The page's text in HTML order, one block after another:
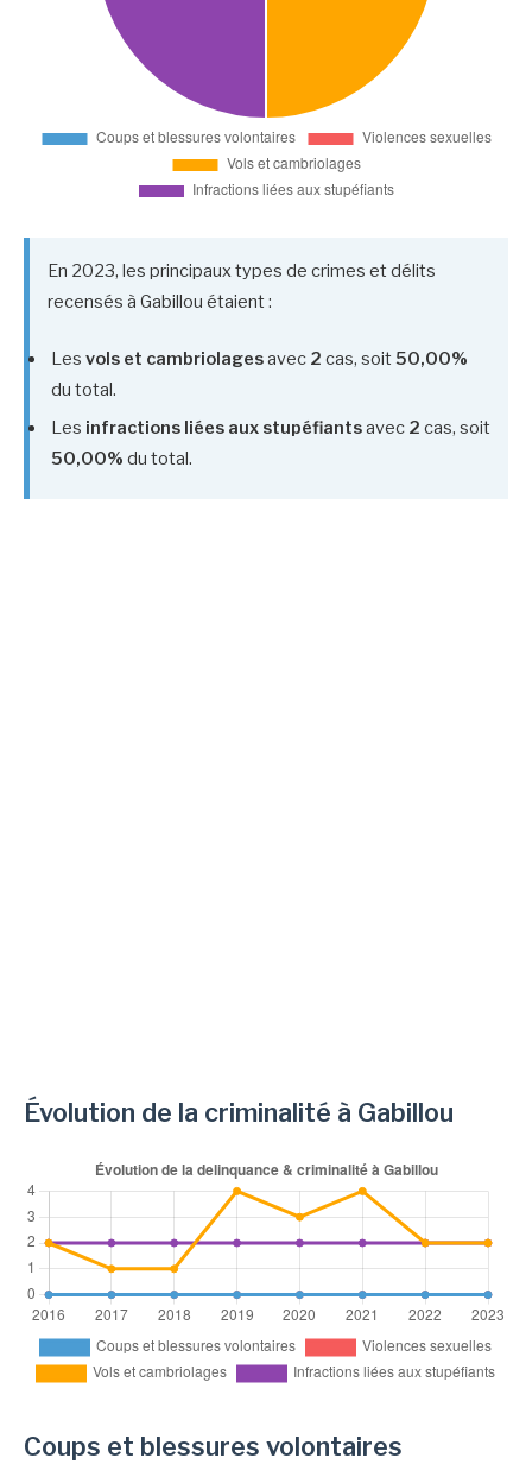
En 2023, les principaux types de crimes et délits
recensés à Gabillou étaient :
Les vols et cambriolagesavec 2 cas, soit 50,00%
du total.
Les infractions liées aux stupéfiantsavec 2 cas, soit
50,00% du total.
Évolution de la criminalité à Gabillou
Coups et blessures volontaires